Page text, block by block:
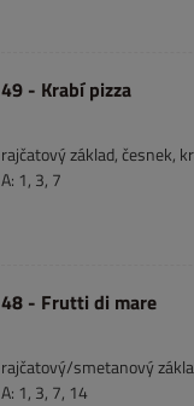
49 - Krabí pizza
rajčatový základ, česnek,
A: 1, 3, 7
48 - Frutti di mare
rajčatový/smetanový
A: 1, 3, 7, 14